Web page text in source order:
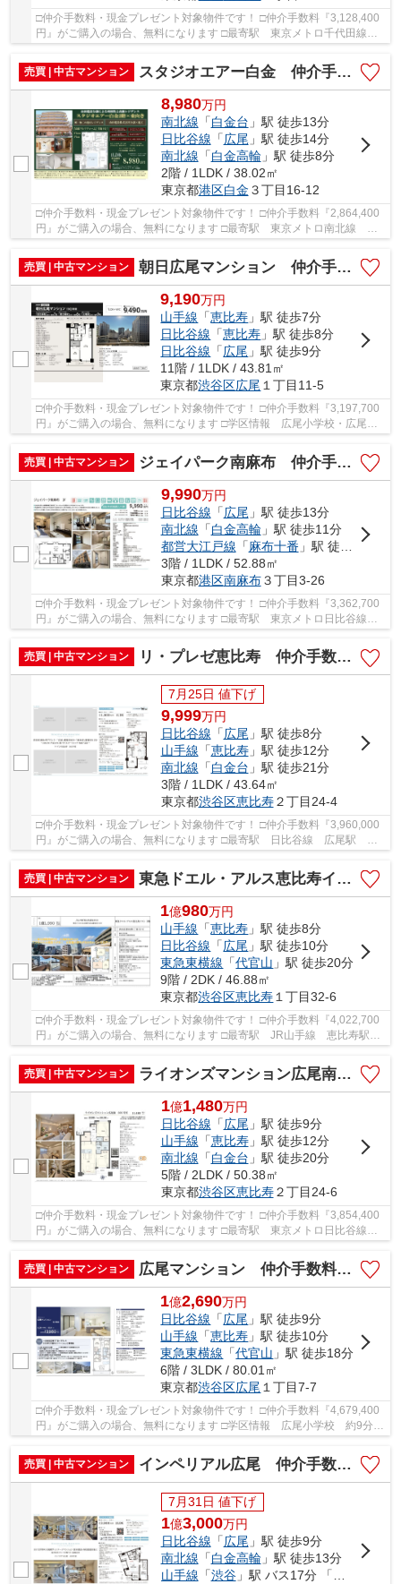
□仲介手数料・現金プレゼント対象物件です！ □仲介手数料『3,128,400
円』がご購入の場合、無料になります □最寄駅 東京メトロ千代田線
売買 | 中古マンション
スタジオエアー白金 仲介手数料無料＋40万円現金プレゼント中
8,980万円
南北線 「白金台 」駅 徒歩13分
日比谷線 「広尾 」駅 徒歩14分
南北線 「白金高輪 」駅 徒歩8分
2階 / 1LDK / 38.02㎡
東京都港区白金 ３丁目16-12
□仲介手数料・現金プレゼント対象物件です！ □仲介手数料『2,864,400
円』がご購入の場合、無料になります □最寄駅 東京メトロ南北線 白
金台駅 徒歩約13分 □山田建設分譲による利便...
売買 | 中古マンション
朝日広尾マンション 仲介手数料無料＋50万円現金プレゼント中
9,190万円
山手線 「恵比寿 」駅 徒歩7分
日比谷線 「恵比寿 」駅 徒歩8分
日比谷線 「広尾 」駅 徒歩9分
11階 / 1LDK / 43.81㎡
東京都渋谷区広尾 １丁目11-5
□仲介手数料・現金プレゼント対象物件です！ □仲介手数料『3,197,700
円』がご購入の場合、無料になります □学区情報 広尾小学校・広尾中
学校 □最寄駅 JR山手線 恵比寿駅 徒歩約7分...
売買 | 中古マンション
ジェイパーク南麻布 仲介手数料無料＋50万円現金プレゼント中
9,990万円
日比谷線 「広尾 」駅 徒歩13分
南北線 「白金高輪 」駅 徒歩11分
都営大江戸線 「麻布十番 」駅 徒歩12分
3階 / 1LDK / 52.88㎡
東京都港区南麻布３丁目3-26
□仲介手数料・現金プレゼント対象物件です！ □仲介手数料『3,362,700
円』がご購入の場合、無料になります □最寄駅 東京メトロ日比谷線
広尾駅 徒歩約13分 □新規フルリノベーション...
売買 | 中古マンション
リ・プレゼ恵比寿 仲介手数料無料＋60万円現金プレゼント中
7月25日 値下げ
9,999万円
日比谷線 「広尾」駅 徒歩8分
山手線 「恵比寿」駅 徒歩12分
南北線 「白金台 」駅 徒歩21分
3階 / 1LDK / 43.64㎡
東京都渋谷区恵比寿２丁目24-4
□仲介手数料・現金プレゼント対象物件です！ □仲介手数料『3,960,000
円』がご購入の場合、無料になります □最寄駅 日比谷線 広尾駅 徒
売買 | 中古マンション
東急ドエル・アルス恵比寿イスト 仲介手数料無料＋60万円現金プレゼント中
1億980万円
山手線 「恵比寿 」駅 徒歩8分
日比谷線 「広尾 」駅 徒歩10分
東急東横線 「代官山 」駅 徒歩20分
9階 / 2DK / 46.88㎡
東京都渋谷区恵比寿 １丁目32-6
□仲介手数料・現金プレゼント対象物件です！ □仲介手数料『4,022,700
円』がご購入の場合、無料になります □最寄駅 JR山手線 恵比寿駅
売買 | 中古マンション
ライオンズマンション広尾南 仲介手数料無料＋60万円現金プレゼント中
1億1,480万円
日比谷線 「広尾 」駅 徒歩9分
山手線 「恵比寿」駅 徒歩12分
南北線 「白金台 」駅 徒歩20分
5階 / 2LDK / 50.38㎡
東京都渋谷区恵比寿２丁目24-6
□仲介手数料・現金プレゼント対象物件です！ □仲介手数料『3,854,400
円』がご購入の場合、無料になります □最寄駅 東京メトロ日比谷線
売買 | 中古マンション
広尾マンション 仲介手数料無料＋70万円現金プレゼント中
1億2,690万円
日比谷線 「広尾 」駅 徒歩9分
山手線 「恵比寿 」駅 徒歩10分
東急東横線 「代官山 」駅 徒歩18分
6階 / 3LDK / 80.01㎡
東京都渋谷区広尾 １丁目7-7
□仲介手数料・現金プレゼント対象物件です！ □仲介手数料『4,679,400
円』がご購入の場合、無料になります □学区情報 広尾小学校 約9分
広尾中学校 約15分 □最寄駅 東京メトロ日比...
売買 | 中古マンション
インペリアル広尾 仲介手数料無料＋70万円現金プレゼント中
7月31日 値下げ
1億3,000万円
日比谷線 「広尾 」駅 徒歩9分
南北線 「白金高輪 」駅 徒歩13分
山手線 「渋谷」駅 バス17分 「光林寺前」 停歩2分